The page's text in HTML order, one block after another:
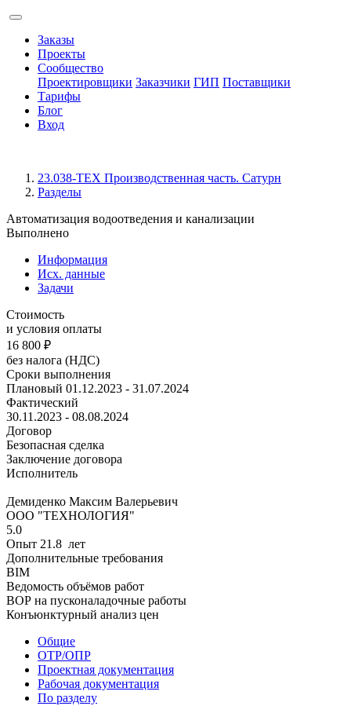
Заказы
Проекты
Сообщество
Проектировщики Заказчики ГИП Поставщики
Тарифы
Блог
Вход
23.038-ТЕХ Производственная часть. Сатурн
Разделы
Автоматизация водоотведения и канализации
Выполнено
Информация
Исх. данные
Задачи
Стоимость
и условия оплаты
16 800 ₽
без налога (НДС)
Сроки выполнения
Плановый 01.12.2023 - 31.07.2024
Фактический
30.11.2023 - 08.08.2024
Договор
Безопасная сделка
Заключение договора
Исполнитель
Демиденко Максим Валерьевич
ООО "ТЕХНОЛОГИЯ"
5.0
Опыт 21.8 лет
Дополнительные требования
BIM
Ведомость объёмов работ
ВОР на пусконаладочные работы
Конъюнктурный анализ цен
Общие
ОТР/ОПР
Проектная документация
Рабочая документация
По разделу